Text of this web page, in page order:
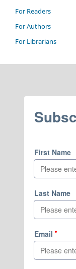
For Readers
For Authors
For Librarians